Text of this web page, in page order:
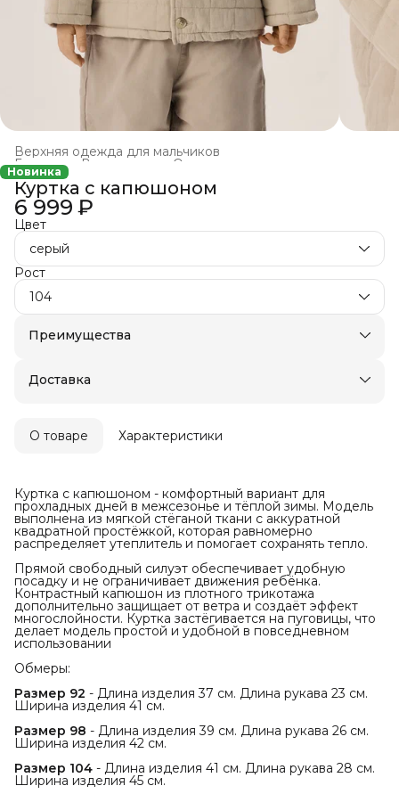
Верхняя одежда для мальчиков
Одежда для мальчиков
Все товары
Главная
Новинка
Куртка с капюшоном
6 999 ₽
Цвет
серый
Рост
104
Преимущества
Оплата частями в Сплит
Доставка
О товаре Характеристики
Куртка с капюшоном - комфортный вариант для
прохладных дней в межсезонье и тёплой зимы. Модель
выполнена из мягкой стёганой ткани с аккуратной
квадратной простёжкой, которая равномерно
распределяет утеплитель и помогает сохранять тепло.
Прямой свободный силуэт обеспечивает удобную
посадку и не ограничивает движения ребёнка.
Контрастный капюшон из плотного трикотажа
дополнительно защищает от ветра и создаёт эффект
многослойности. Куртка застёгивается на пуговицы, что
делает модель простой и удобной в повседневном
использовании
Обмеры:
Размер 92 - Длина изделия 37 см. Длина рукава 23 см.
Ширина изделия 41 см.
Размер 98 - Длина изделия 39 см. Длина рукава 26 см.
Ширина изделия 42 см.
Размер 104 - Длина изделия 41 см. Длина рукава 28 см.
Ширина изделия 45 см.